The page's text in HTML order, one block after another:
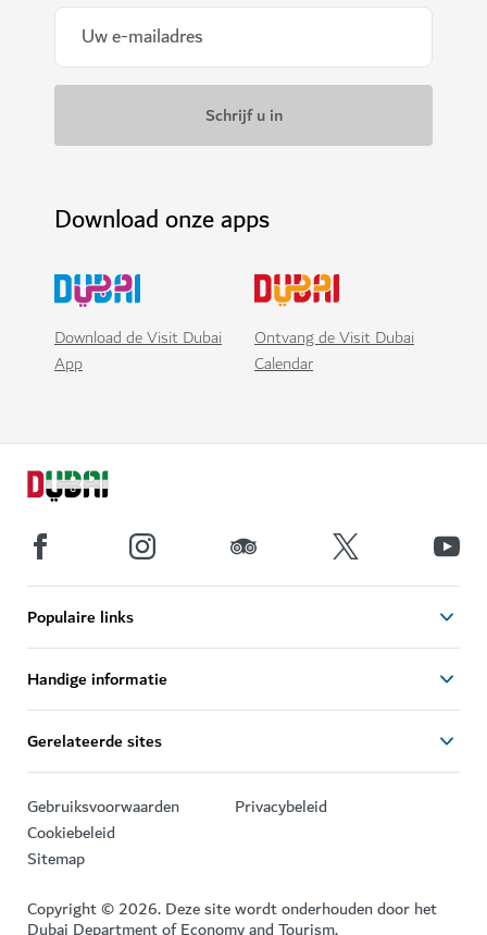
Download onze apps
Download de Visit Dubai
App
Ontvang de Visit Dubai
Calendar
Populaire links
Handige informatie
Gerelateerde sites
Gebruiksvoorwaarden
Privacybeleid
Cookiebeleid
Sitemap
Copyright © 2026. Deze site wordt onderhouden door het